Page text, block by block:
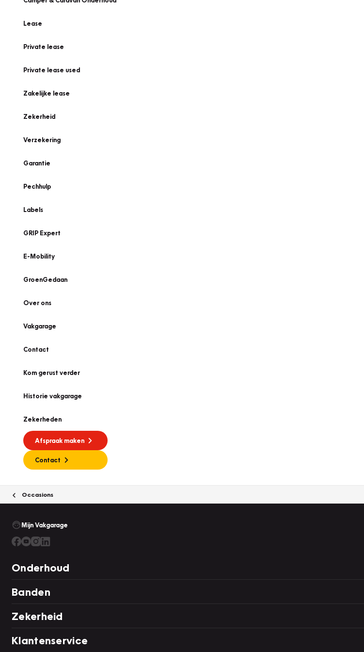
Lease
Private lease
Private lease used
Zakelijke lease
Zekerheid
Verzekering
Garantie
Pechhulp
Labels
GRIP Expert
E-Mobility
GroenGedaan
Over ons
Vakgarage
Contact
Kom gerust verder
Historie vakgarage
Zekerheden
Afspraak maken
Contact
Occasions
Mijn Vakgarage
Onderhoud
Banden
Zekerheid
Klantenservice